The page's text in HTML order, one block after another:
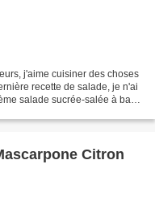
j'aime cuisiner des choses
recette de salade, je n'ai
salade sucrée-salée à base
Citron